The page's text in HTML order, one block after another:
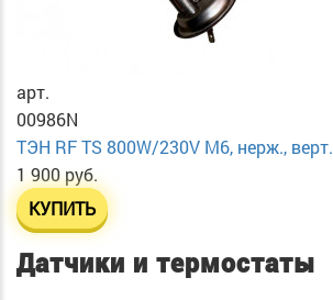
арт.
00986N
ТЭН RF TS 800W/230V М6, нерж., верт.
1 900 руб.
КУПИТЬ
Датчики и термостаты